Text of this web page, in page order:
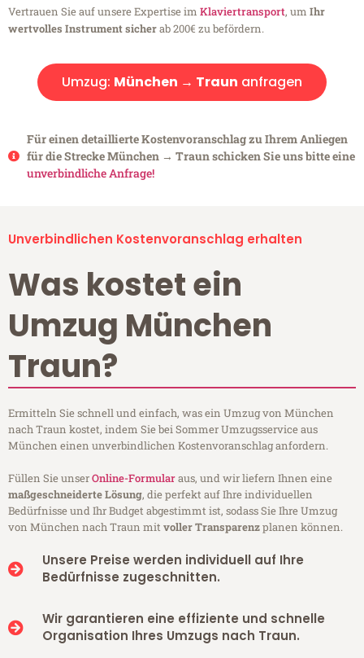
Vertrauen Sie auf unsere Expertise im Klaviertransport, um Ihr
wertvolles Instrument sicherab 200€ zu befördern.
Umzug: München → Traun anfragen
Für einen detaillierte Kostenvoranschlag zu Ihrem Anliegen
für die Strecke München → Traun schicken Sie uns bitte eine
unverbindliche Anfrage!
Unverbindlichen Kostenvoranschlag erhalten
Was kostet ein
Umzug München
Traun?
Ermitteln Sie schnell und einfach, was ein Umzug von München
nach Traun kostet, indem Sie bei Sommer Umzugsservice aus
München einen unverbindlichen Kostenvoranschlag anfordern.
Füllen Sie unserOnline-Formularaus, und wir liefern Ihnen eine
maßgeschneiderte Lösung, die perfekt auf Ihre individuellen
Bedürfnisse und Ihr Budget abgestimmt ist, sodass Sie Ihre Umzug
von München nach Traun mitvoller Transparenzplanen können.
Unsere Preise werden individuell auf Ihre
Bedürfnisse zugeschnitten.
Wir garantieren eine effiziente und schnelle
Organisation Ihres Umzugs nach Traun.